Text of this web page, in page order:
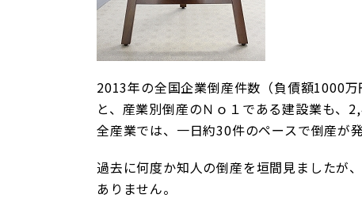
2013年の全国企業倒産件数（負債額1000
と、産業別倒産のＮｏ１である建設業も、
全産業では、一日約30件のペースで倒産が
過去に何度か知人の倒産を垣間見ましたが
ありません。